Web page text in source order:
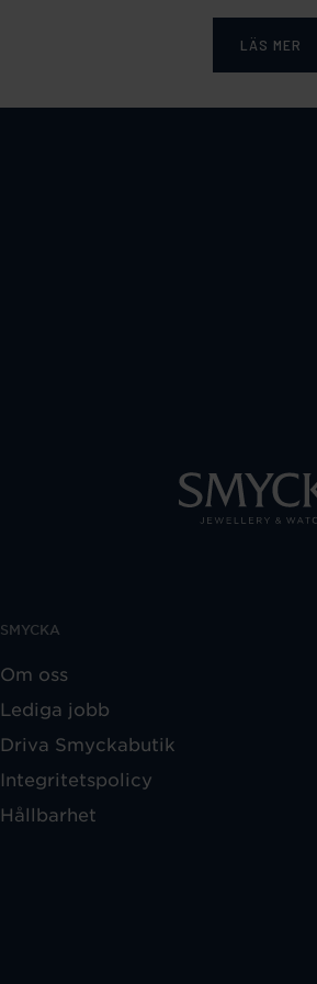
LÄS MER
SMYCKA
Om oss
Lediga jobb
Driva Smyckabutik
Integritetspolicy
Hållbarhet